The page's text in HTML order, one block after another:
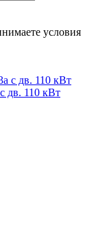
условия
дв. 110 кВт